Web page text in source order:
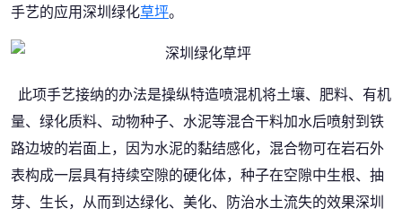
手艺的应用深圳绿化草坪。
此项手艺接纳的办法是操纵特造喷混机将土壤、肥料、有机
量、绿化质料、动物种子、水泥等混合干料加水后喷射到铁
路边坡的岩面上，因为水泥的黏结感化，混合物可在岩石外
表构成一层具有持续空隙的硬化体，种子在空隙中生根、抽
芽、生长，从而到达绿化、美化、防治水土流失的效果深圳